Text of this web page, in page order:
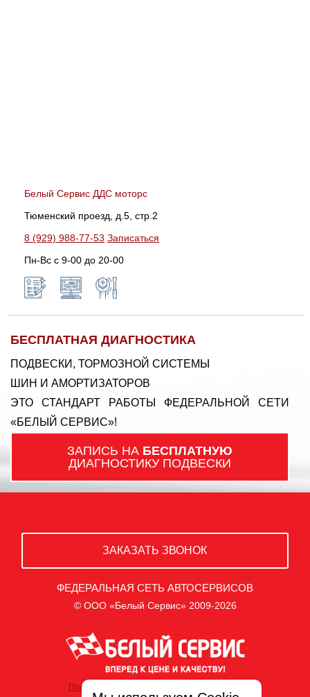
Белый Сервис ДДС моторс
Тюменский проезд, д.5, стр.2
8 (929) 988-77-53 Записаться
Пн-Вс c 9-00 до 20-00
БЕСПЛАТНАЯ ДИАГНОСТИКА
ПОДВЕСКИ, ТОРМОЗНОЙ СИСТЕМЫ
ШИН И АМОРТИЗАТОРОВ
ЭТО СТАНДАРТ РАБОТЫ ФЕДЕРАЛЬНОЙ СЕТИ
«БЕЛЫЙ СЕРВИС»!
ЗАПИСЬ НА БЕСПЛАТНУЮ
ДИАГНОСТИКУ ПОДВЕСКИ
ЗАКАЗАТЬ ЗВОНОК
ФЕДЕРАЛЬНАЯ СЕТЬ АВТОСЕРВИСОВ
© ООО «Белый Сервис» 2009-2026
Политика обработки персональных данных